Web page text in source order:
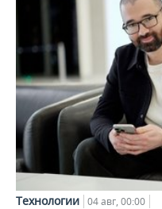
Технологии 04 авг, 00:00